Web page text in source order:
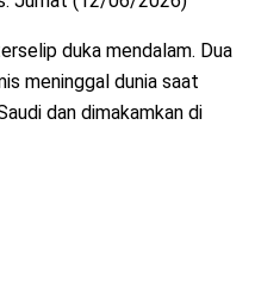
duka mendalam. Dua
meninggal dunia saat
dan dimakamkan di